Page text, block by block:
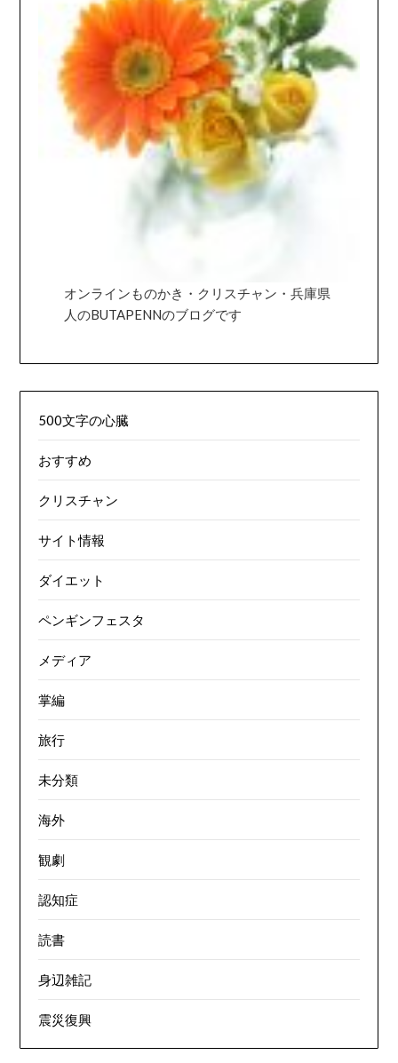
オンラインものかき・クリスチャン・兵庫県
人のBUTAPENNのブログです
500文字の心臓
おすすめ
クリスチャン
サイト情報
ダイエット
ペンギンフェスタ
メディア
掌編
旅行
未分類
海外
観劇
認知症
読書
身辺雑記
震災復興